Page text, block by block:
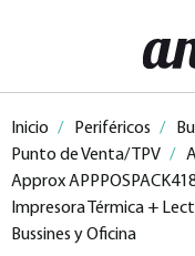
Inicio / Periféricos /
Punto de Venta/ TPV /
Approx
Impresora Térmica +
Bussines y Oficina